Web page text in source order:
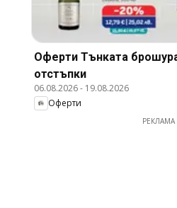
Оферти Тънката
отстъпки
06.08.2026- 19.08.2026
Оферти
РЕКЛАМА